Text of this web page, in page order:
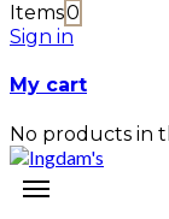
Items0
Sign in
My cart
No products in